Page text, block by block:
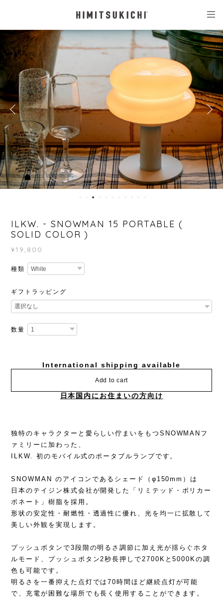
ILKW. - SNOWMAN 15 PORTABLE (
SOLID COLOR )
¥19,800
種類
ギフトラッピング
数量
International shipping available
Add to cart
日本国内にお住まいの方向け
独特のキャラクターと愛らしい佇まいをもつSNOWMANフ
ァミリーに加わった、
ILKW. 初のモバイル式のポータブルランプです。
SNOWMAN のアイコンであるシェード（φ150mm）は
日本のテイジン株式会社が開発した「リミテッド・ポリカー
ボネート」樹脂を採用。
形状の安定性・耐燃性・透過性に優れ、光を均一に拡散して
美しい外観を実現します。
プッシュボタンで3段階の明るさ調節に加え光が揺らぐホタ
ルモード、プッシュボタン2秒長押しで2700Kと5000Kの調
色も可能です。
明るさを一番抑えた点灯では70時間ほど継続点灯が可能
で、充電が困難な場所でも長く使用することができます。